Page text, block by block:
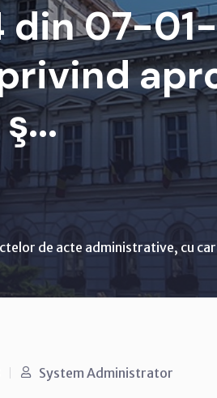
din 07-
ş...
de acte administrative, cu
System Administrator